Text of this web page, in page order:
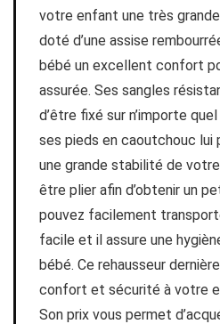
votre enfant une très
doté d’une assise
bébé un excellent confort
assurée. Ses sangles
d’être fixé sur n’importe
ses pieds en caoutchouc lui
une grande stabilité de
être plier afin d’obtenir un
pouvez facilement
facile et il assure une
bébé. Ce rehausseur
confort et sécurité à votre
Son prix vous permet